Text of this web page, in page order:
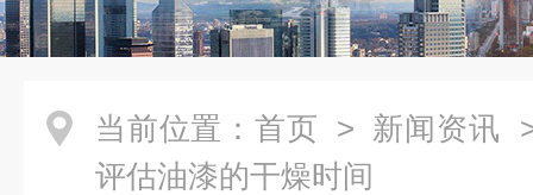
当前位置： 首页 > 新闻资讯
评估油漆的干燥时间